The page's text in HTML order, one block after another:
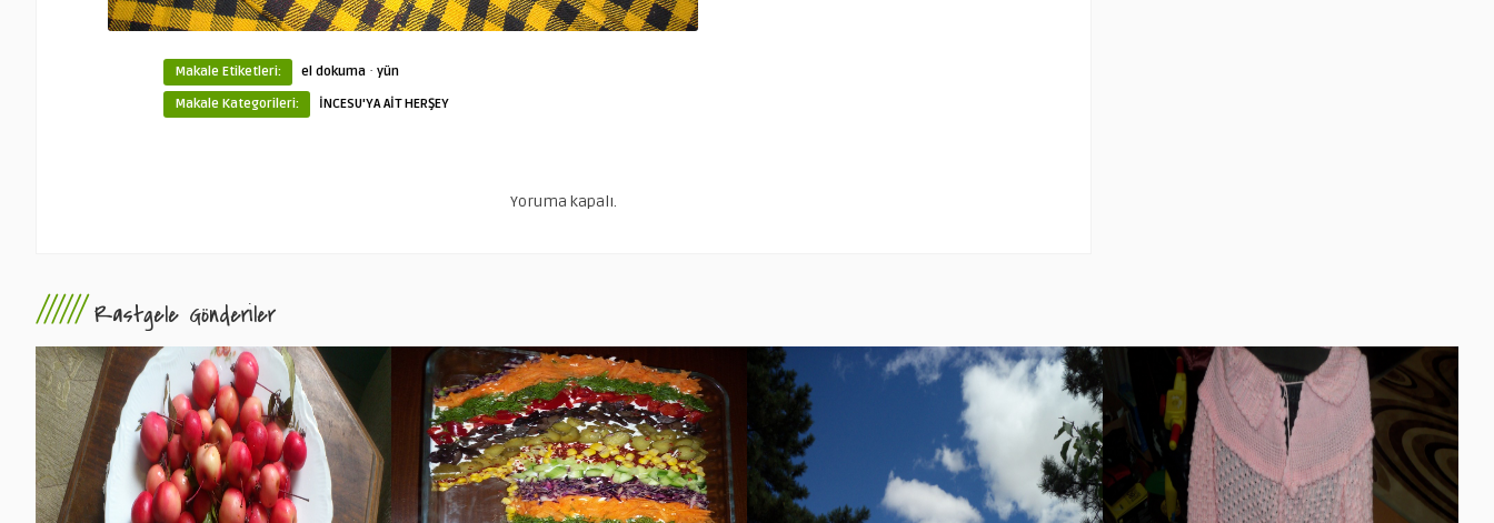
Makale Etiketleri: el dokuma · yün
Makale Kategorileri:
İNCESU'YA AİT HERŞEY
Yoruma kapalı.
////// Rastgele Gönderiler